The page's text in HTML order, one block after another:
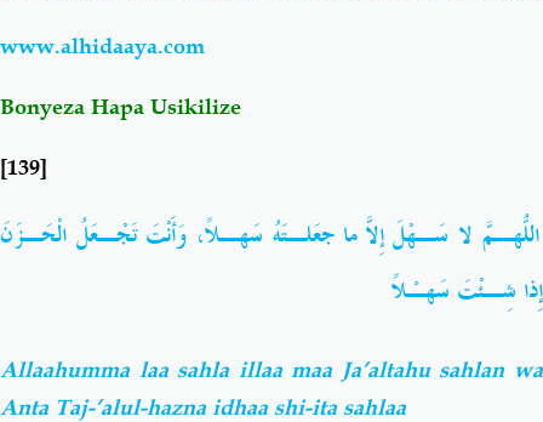
Akhlaaq-Aadaab Raqaaiq
Maswali-Majibu
Chemsha Bongo Vitabu
www.alhidaaya.com
Bonyeza Hapa Usikilize
[139]
اللّهُـمَّ لا سَـهْلَ إِلاّ ما جَعَلـتَهُ سَهـلاً، وَأَنْتَ تَجْـعَلُ الْحَـزَنَ
إِذا شِـئْتَ سَهـْلاً
Allaahumma laa sahla illaa maa Ja’altahu sahlan wa
Anta Taj-’alul-hazna idhaa shi-ita sahlaa